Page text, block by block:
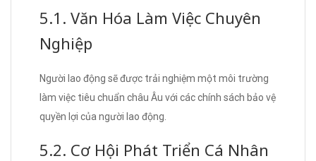
5.1. Văn Hóa Làm Việc Chuyên
Nghiệp
Người lao động sẽ được trải nghiệm một môi trường
làm việc tiêu chuẩn châu Âu với các chính sách bảo vệ
quyền lợi của người lao động.
5.2. Cơ Hội Phát Triển Cá Nhân